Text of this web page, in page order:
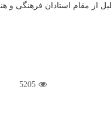
از مقام استادان فرهنگی
5205